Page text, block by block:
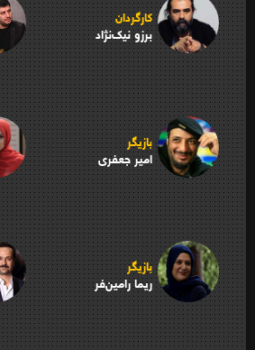
کارگردان
برزو نیک‌نژاد
بازیگر
امیر جعفری
بازیگر
ریما رامین‌فر